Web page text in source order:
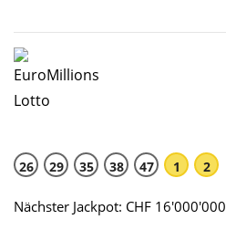
26 29 35 38 47 1 2
Nächster Jackpot: CHF 16'000'000